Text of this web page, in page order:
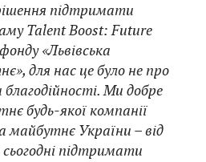
підтримати
Talent Boost: Future
«Львівська
для нас це було не про
благодійності. Ми добре
будь-якої компанії
майбутнє України – від
підтримати